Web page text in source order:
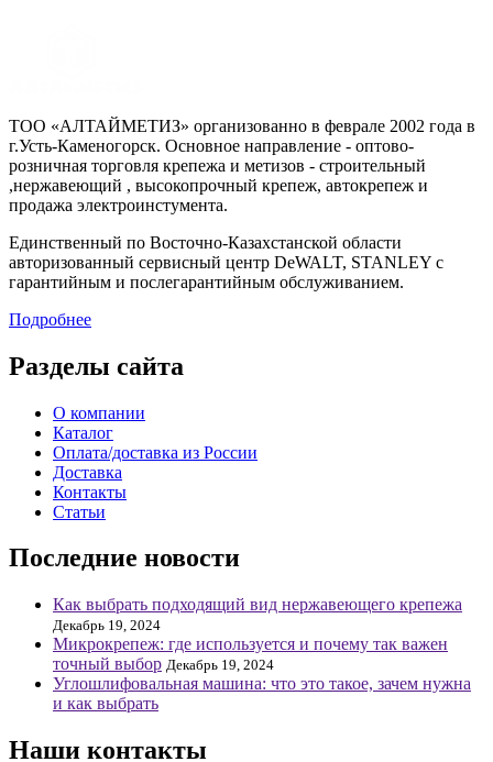
ТОО «АЛТАЙМЕТИЗ» организованно в феврале 2002 года в
г.Усть-Каменогорск. Основное направление - оптово-
розничная торговля крепежа и метизов - строительный
,нержавеющий , высокопрочный крепеж, автокрепеж и
продажа электроинстумента.
Единственный по Восточно-Казахстанской области
авторизованный сервисный центр DeWALT, STANLEY с
гарантийным и послегарантийным обслуживанием.
Подробнее
Разделы сайта
О компании
Каталог
Оплата/доставка из России
Доставка
Контакты
Статьи
Последние новости
Как выбрать подходящий вид нержавеющего крепежа
Декабрь 19, 2024
Микрокрепеж: где используется и почему так важен
точный выбор Декабрь 19, 2024
Углошлифовальная машина: что это такое, зачем нужна
и как выбрать
Наши контакты